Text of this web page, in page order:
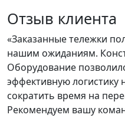
Отзыв клиента
«Заказанные тележки
нашим ожиданиям.
Оборудование
эффективную логистику
сократить время на
Рекомендуем вашу